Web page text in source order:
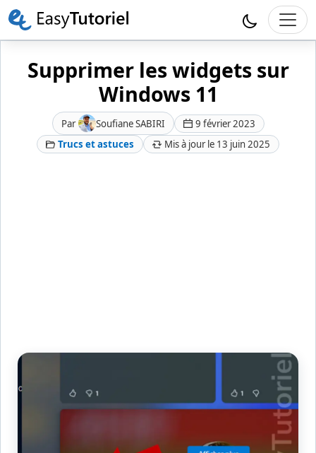
Supprimer les widgets sur
Windows 11
Par Soufiane SABIRI
9 février 2023
Trucs et astuces
Mis à jour le 13 juin 2025